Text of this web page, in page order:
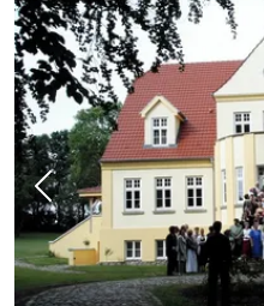
Vorheriges Bild